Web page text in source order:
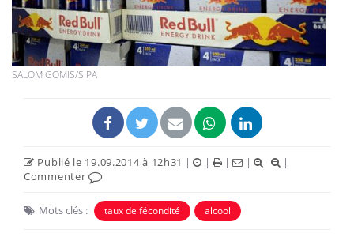
SALOM GOMIS/SIPA
Publié le 19.09.2014 à 12h31 | | | |
|
Commenter
Mots clés : taux de fécondité alcool